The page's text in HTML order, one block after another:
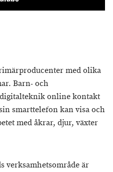
med olika
Barn- och
online kontakt
smarttelefon kan visa och
med åkrar, djur, växter
verksamhetsområde är